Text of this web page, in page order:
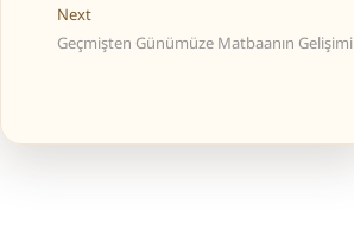
NextNext
post:
Geçmişten Günümüze Matbaanın Gelişimi